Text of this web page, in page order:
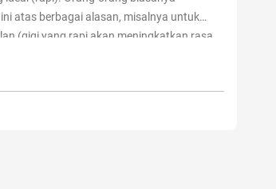
atas berbagai alasan, misalnya untuk
(gigi yang rapi akan meningkatkan rasa
di 2022”